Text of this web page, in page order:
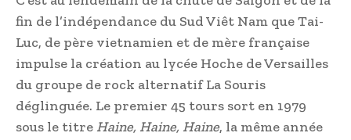
fin de l’indépendance du Sud Viêt Nam que Tai-
Luc, de père vietnamien et de mère française
impulse la création au lycée Hoche de Versailles
du groupe de rock alternatif La Souris
déglinguée. Le premier 45 tours sort en 1979
sous le titre Haine, Haine, Haine, la même année